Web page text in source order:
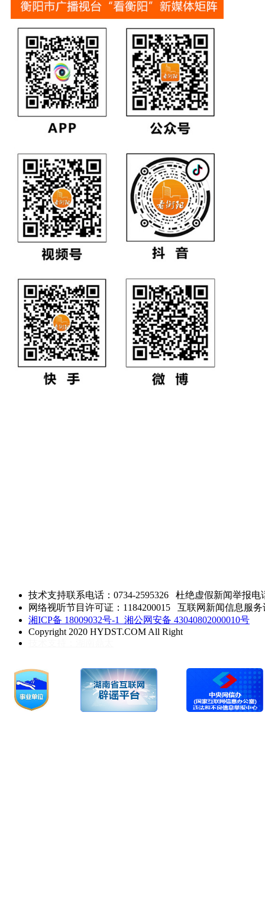
技术支持联系电话：0734-2595326
杜绝虚假新闻举报电
网络视听节目许可证：1184200015 互联网新闻信息服务
湘ICP备 18009032号-1
湘公网安备 43040802000010号
Copyright 2020 HYDST.COM All Right